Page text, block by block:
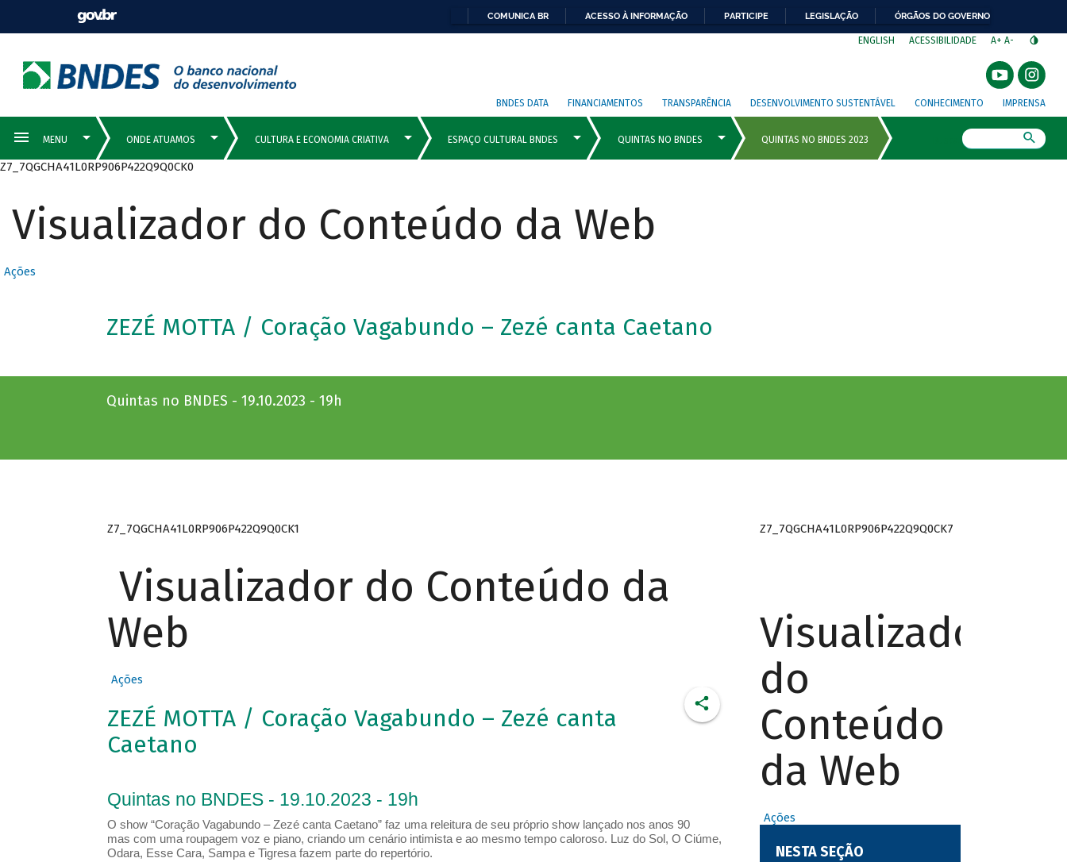
COMUNICA BR ACESSO À INFORMAÇÃO PARTICIPE LEGISLAÇÃO ÓRGÃOS DO GOVERNO
ENGLISH ACESSIBILIDADE A+ A-
BNDES DATA FINANCIAMENTOS TRANSPARÊNCIA DESENVOLVIMENTO SUSTENTÁVEL CONHECIMENTO IMPRENSA
Z7_7QGCHA41L0RP906P422Q9Q0CK0
Visualizador do Conteúdo da Web
Ações
ZEZÉ MOTTA / Coração Vagabundo – Zezé canta Caetano
Quintas no BNDES - 19.10.2023 - 19h
Z7_7QGCHA41L0RP906P422Q9Q0CK1
Visualizador do Conteúdo da
Web
Ações
ZEZÉ MOTTA / Coração Vagabundo – Zezé canta
Caetano
Quintas no BNDES - 19.10.2023 - 19h
O show “Coração Vagabundo – Zezé canta Caetano” faz uma releitura de seu próprio show lançado nos anos 90
mas com uma roupagem voz e piano, criando um cenário intimista e ao mesmo tempo caloroso. Luz do Sol, O Ciúme,
Odara, Esse Cara, Sampa e Tigresa fazem parte do repertório.
Z7_7QGCHA41L0RP906P422Q9Q0CK7
Visualizador
do
Conteúdo
da Web
Ações
NESTA SEÇÃO